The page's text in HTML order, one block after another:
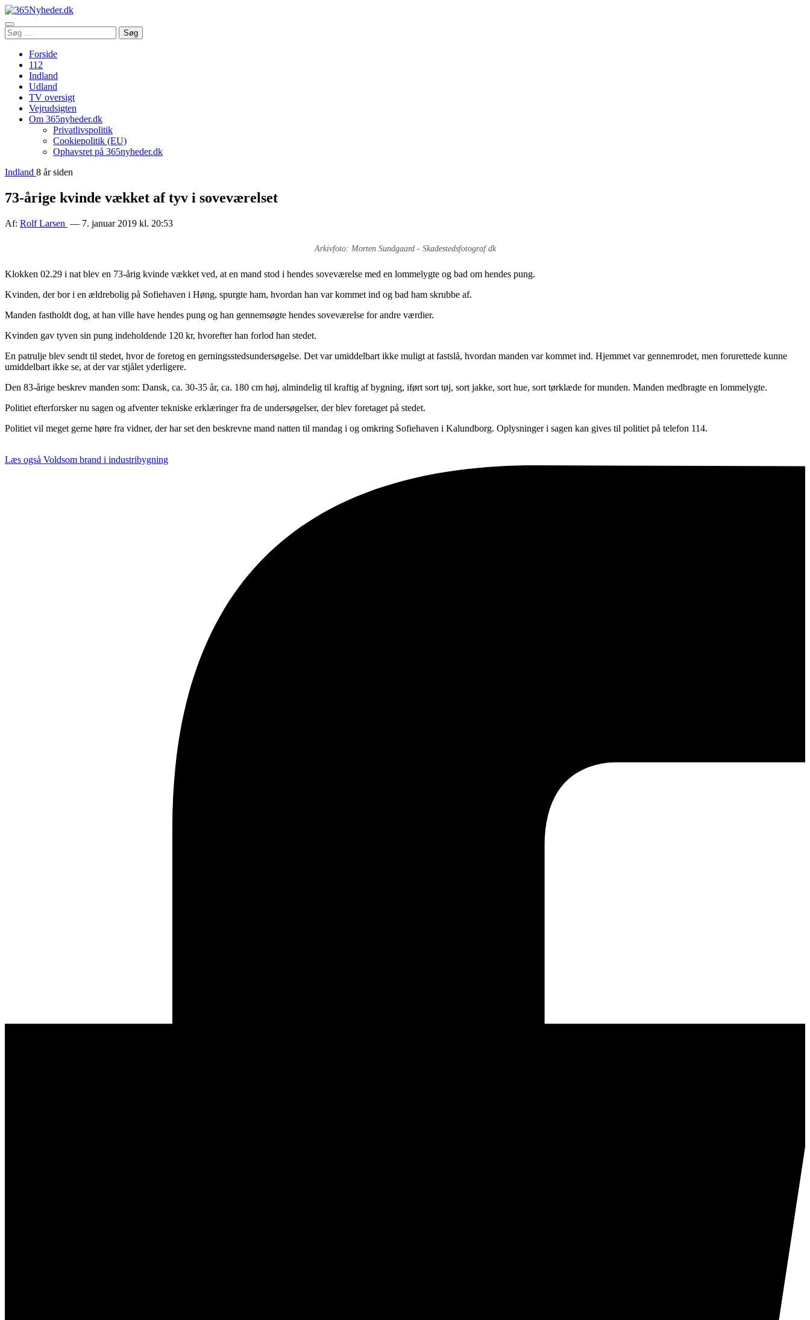
Åbn
menu
Søg
efter:
Søg
Forside
112
Indland
Udland
TV oversigt
Vejrudsigten
Om 365nyheder.dk
Privatlivspolitik
Cookiepolitik (EU)
Ophavsret på 365nyheder.dk
Indland 8 år siden
73-årige kvinde vækket af tyv i soveværelset
Af: Rolf Larsen — 7. januar 2019 kl. 20:53
Arkivfoto: Morten Sundgaard - Skadestedsfotograf.dk
Klokken 02.29 i nat blev en 73-årig kvinde vækket ved, at en mand stod i hendes soveværelse med en lommelygte og bad om hendes pung.
Kvinden, der bor i en ældrebolig på Sofiehaven i Høng, spurgte ham, hvordan han var kommet ind og bad ham skrubbe af.
Manden fastholdt dog, at han ville have hendes pung og han gennemsøgte hendes soveværelse for andre værdier.
Kvinden gav tyven sin pung indeholdende 120 kr, hvorefter han forlod han stedet.
En patrulje blev sendt til stedet, hvor de foretog en gerningsstedsundersøgelse. Det var umiddelbart ikke muligt at fastslå, hvordan manden var kommet ind. Hjemmet var gennemrodet, men forurettede kunne
umiddelbart ikke se, at der var stjålet yderligere.
Den 83-årige beskrev manden som: Dansk, ca. 30-35 år, ca. 180 cm høj, almindelig til kraftig af bygning, iført sort tøj, sort jakke, sort hue, sort tørklæde for munden. Manden medbragte en lommelygte.
Politiet efterforsker nu sagen og afventer tekniske erklæringer fra de undersøgelser, der blev foretaget på stedet.
Politiet vil meget gerne høre fra vidner, der har set den beskrevne mand natten til mandag i og omkring Sofiehaven i Kalundborg. Oplysninger i sagen kan gives til politiet på telefon 114.
Læs også Voldsom brand i industribygning